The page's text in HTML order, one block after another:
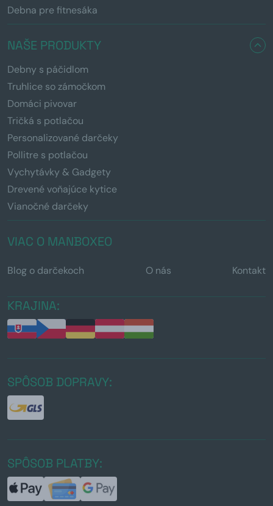
Debna pre fitnesáka
NAŠE PRODUKTY
Debny s páčidlom
Truhlice so zámočkom
Domáci pivovar
Tričká s potlačou
Personalizované darčeky
Pollitre s potlačou
Vychytávky & Gadgety
Drevené voňajúce kytice
Vianočné darčeky
VIAC O MANBOXEO
Blog o darčekoch O nás Kontakt
KRAJINA:
SPÔSOB DOPRAVY:
SPÔSOB PLATBY: